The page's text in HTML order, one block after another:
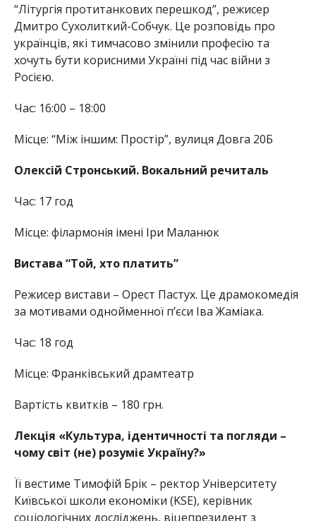
“Літургія протитанкових перешкод”, режисер
Дмитро Сухолиткий-Собчук. Це розповідь про
українців, які тимчасово змінили професію та
хочуть бути корисними Україні під час війни з
Росією.
Час: 16:00 – 18:00
Місце: “Між іншим: Простір”, вулиця Довга 20Б
Олексій Стронський. Вокальний речиталь
Час: 17 год
Місце: філармонія імені Іри Маланюк
Вистава “Той, хто платить”
Режисер вистави – Орест Пастух. Це драмокомедія
за мотивами однойменної п’єси Іва Жаміака.
Час: 18 год
Місце: Франківський драмтеатр
Вартість квитків – 180 грн.
Лекція «Культура, ідентичності та погляди –
чому світ (не) розуміє Україну?»
Її вестиме Тимофій Брік – ректор Університету
Київської школи економіки (KSE), керівник
соціологічних досліджень, віцепрезидент з